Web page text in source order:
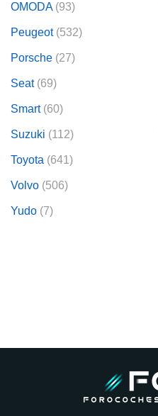
OMODA(93)
Peugeot(532)
Porsche (27)
Seat(69)
Smart(60)
Suzuki (112)
Toyota (641)
Volvo (506)
Yudo (7)